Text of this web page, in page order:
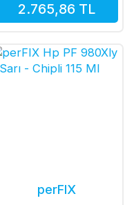
2.765,86 TL
perFIX